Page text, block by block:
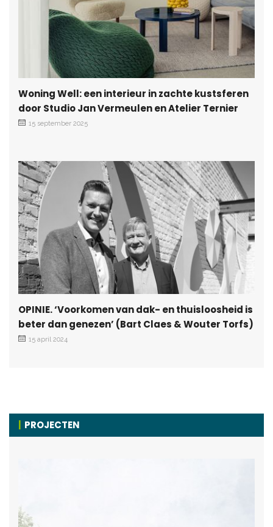
Woning Well: een interieur in zachte kustsferen
door Studio Jan Vermeulen en Atelier Ternier
15 september 2025
OPINIE. ‘Voorkomen van dak- en thuisloosheid is
beter dan genezen’ (Bart Claes & Wouter Torfs)
15 april 2024
PROJECTEN